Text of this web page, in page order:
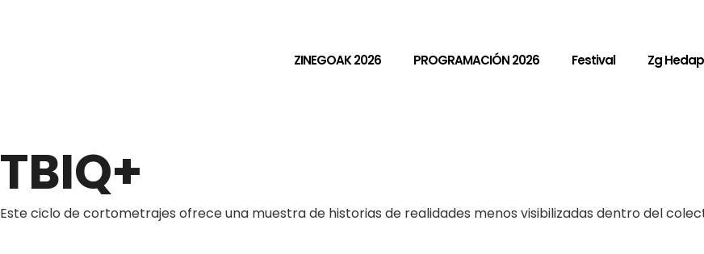
ZINEGOAK 2026 PROGRAMACIÓN 2026 Festival Zg
TBIQ+
Este ciclo de cortometrajes ofrece una muestra de historias de realidades menos visibilizadas dentro del